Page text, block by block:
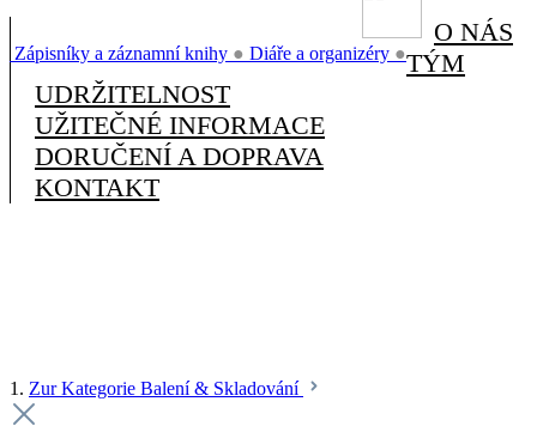
Zápisníky a záznamní knihy ● Diáře a organizéry ●
O NÁS
TÝM
UDRŽITELNOST
UŽITEČNÉ INFORMACE
DORUČENÍ A DOPRAVA
KONTAKT
1. Zur Kategorie Balení & Skladování